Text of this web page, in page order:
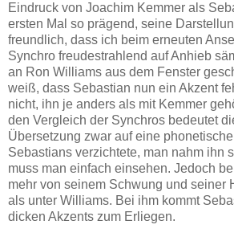
Eindruck von Joachim Kemmer als
ersten Mal so prägend, seine
freundlich, dass ich beim erneuten
Synchro freudestrahlend auf Anhieb
an Ron Williams aus dem Fenster
weiß, dass Sebastian nun ein Akzent
nicht, ihn je anders als mit Kemmer
den Vergleich der Synchros bedeutet
Übersetzung zwar auf eine
Sebastians verzichtete, man nahm ihn
muss man einfach einsehen. Jedoch
mehr von seinem Schwung und seiner
als unter Williams. Bei ihm kommt
dicken Akzents zum Erliegen.